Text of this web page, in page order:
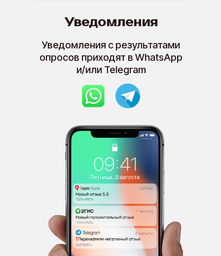
Уведомления с результатами
опросов приходят в WhatsApp
и/или Telegram
Уведомления